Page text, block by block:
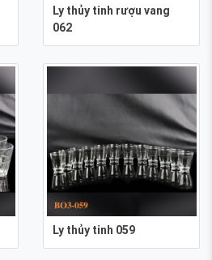
Ly thủy tinh rượu vang
062
Ly thủy tinh 059